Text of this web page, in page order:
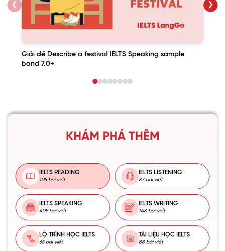
❮
Giải đề Describe a festival IELTS Speaking sample
band 7.0+
❯
KHÁM PHÁ THÊM
IELTS READING
105 bài viết
IELTS LISTENING
87 bài viết
IELTS SPEAKING
409 bài viết
IELTS WRITING
148 bài viết
LỘ TRÌNH HỌC IELTS
65 bài viết
TÀI LIỆU HỌC IELTS
88 bài viết